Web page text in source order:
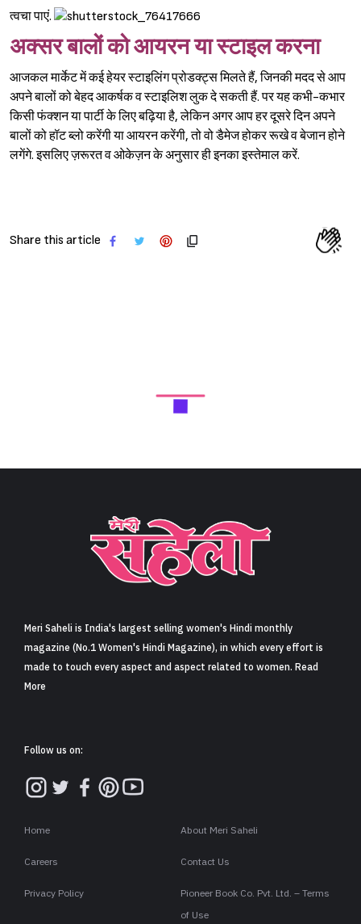
त्वचा पाएं.
अक्सर बालों को आयरन या स्टाइल करना
आजकल मार्केट में कई हेयर स्टाइलिंग प्रोडक्ट्स मिलते हैं, जिनकी मदद से आप
अपने बालों को बेहद आकर्षक व स्टाइलिश लुक दे सकती हैं. पर यह कभी-कभार
किसी फंक्शन या पार्टी के लिए बढ़िया है, लेकिन अगर आप हर दूसरे दिन अपने
बालों को हॉट ब्लो करेंगी या आयरन करेंगी, तो वो डैमेज होकर रूखे व बेजान होने
लगेंगे. इसलिए ज़रूरत व ओकेज़न के अनुसार ही इनका इस्तेमाल करें.
Share this article
Meri Saheli is India's largest selling women's Hindi monthly
magazine (No.1 Women's Hindi Magazine), in which every effort is
made to touch every aspect and aspect related to women. Read
More
Follow us on:
Home About Meri Saheli
Careers Contact Us
Privacy Policy
Pioneer Book Co. Pvt. Ltd. – Terms
of Use